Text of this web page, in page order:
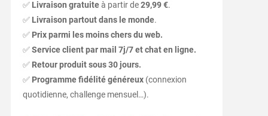
✅ Livraison gratuiteà partir de29,99 €.
✅ Livraison partout dans le monde.
✅ Prix parmi les moins chers du web.
✅Service client par mail 7j/7 et chat en ligne.
✅ Retour produit sous 30 jours.
✅ Programme fidélité généreux(connexion
quotidienne, challenge mensuel…).